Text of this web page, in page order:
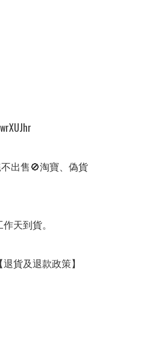
出售🚫淘寶、偽貨
天到貨。
貨及退款政策】